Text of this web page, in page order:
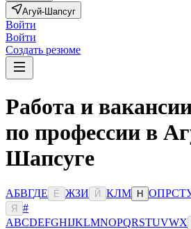
Агуй-Шапсуг
Войти
Войти
Создать резюме
Работа и
по профессии в
Шапсуге
АБВГДЕ Ё ЖЗИ Й КЛМ Н ОПРСТ
Я
#
ABCDEFGHIJKLMNOPQRSTUVWX